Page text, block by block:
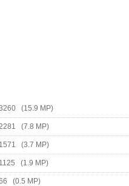
(15.9 MP)
(7.8 MP)
(3.7 MP)
(1.9 MP)
(0.5 MP)